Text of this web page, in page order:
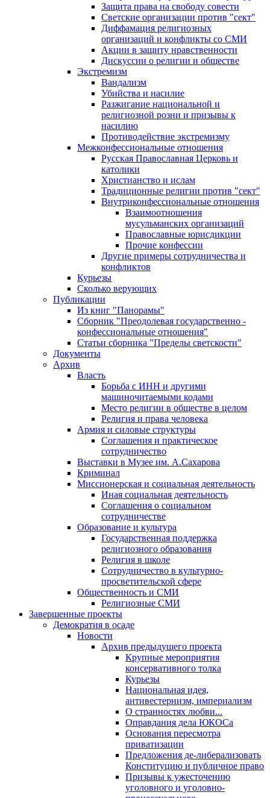
Защита права на свободу совести
Светские организации против "сект"
Диффамация религиозных
организаций и конфликты со СМИ
Акции в защиту нравственности
Дискуссии о религии и обществе
Экстремизм
Вандализм
Убийства и насилие
Разжигание национальной и
религиозной розни и призывы к
насилию
Противодействие экстремизму
Межконфессиональные отношения
Русская Православная Церковь и
католики
Христианство и ислам
Традиционные религии против "сект"
Внутриконфессиональные отношения
Взаимоотношения
мусульманских организаций
Православные юрисдикции
Прочие конфессии
Другие примеры сотрудничества и
конфликтов
Курьезы
Сколько верующих
Публикации
Из книг "Панорамы"
Сборник "Преодолевая государственно -
конфессиональные отношения"
Статьи сборника "Пределы светскости"
Документы
Архив
Власть
Борьба с ИНН и другими
машиночитаемыми кодами
Место религии в обществе в целом
Религия и права человека
Армия и силовые структуры
Соглашения и практическое
сотрудничество
Выставки в Музее им. А.Сахарова
Криминал
Миссионерская и социальная деятельность
Иная социальная деятельность
Соглашения о социальном
сотрудничестве
Образование и культура
Государственная поддержка
религиозного образования
Религия в школе
Сотрудничество в культурно-
просветительской сфере
Общественность и СМИ
Религиозные СМИ
Завершенные проекты
Демократия в осаде
Новости
Архив предыдущего проекта
Крупные мероприятия
консервативного толка
Курьезы
Национальная идея,
антивестернизм, империализм
О странностях любви...
Оправдания дела ЮКОСа
Основания пересмотра
приватизации
Предложения де-либерализовать
Конституцию и публичное право
Призывы к ужесточению
уголовного и уголовно-